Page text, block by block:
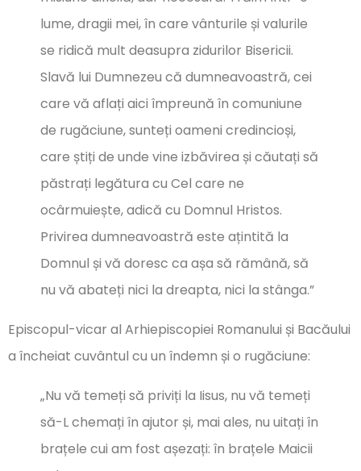
lume, dragii mei, în care vânturile și valurile
se ridică mult deasupra zidurilor Bisericii.
Slavă lui Dumnezeu că dumneavoastră, cei
care vă aflați aici împreună în comuniune
de rugăciune, sunteți oameni credincioși,
care știți de unde vine izbăvirea și căutați să
păstrați legătura cu Cel care ne
ocârmuiește, adică cu Domnul Hristos.
Privirea dumneavoastră este ațintită la
Domnul și vă doresc ca așa să rămână, să
nu vă abateți nici la dreapta, nici la stânga.”
Episcopul-vicar al Arhiepiscopiei Romanului și Bacăului
a încheiat cuvântul cu un îndemn și o rugăciune:
„Nu vă temeți să priviți la Iisus, nu vă temeți
să-L chemați în ajutor și, mai ales, nu uitați în
brațele cui am fost așezați: în brațele Maicii